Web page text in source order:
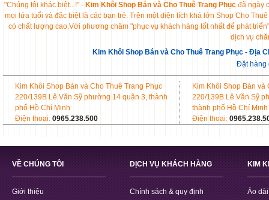
"Chúng tôi khác biệt...!" - Kim Khôi Shop Bán và Cho Thuê Trang Phục đã ngày
mọi lứa tuổi và đặc biệt là các bạn trẻ. Trên một diện tích khá lớn Shop Cho
có chất lượng cao.Với phương châm "phục vụ khách hàng tốt nhất để phát
dịch vụ
Kim Khôi Shop Bán và Cho Thuê Trang Phục - Địa
Đặt hàng
Kim Khôi Shop Bán và Cho Thuê Trang Phục
220/139B Lê Văn Sỹ phường 14 quận 3, thành
phố Hồ Chí Minh
Điện thoại: 0965.238.500
Kim Khôi Shop Bán và
220/139B Lê Văn Sỹ
thành phố Hồ Chí Minh
Điện thoại:
VỀ CHÚNG TÔI
Giới thiệu
DỊCH VỤ KHÁCH HÀNG
Chính sách & quy định
KIM
Áo